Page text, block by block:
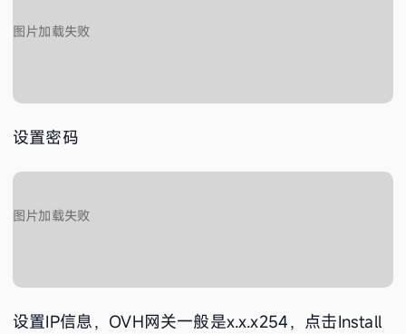
设置密码
设置IP信息，OVH网关一般是x.x.x254，点击Install